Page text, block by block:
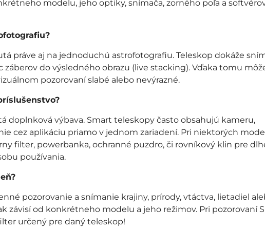
modelu, jeho optiky, snímača, zorného poľa a
práve aj na jednoduchú astrofotografiu. Teleskop dokáže
do výsledného obrazu (live stacking). Vďaka tomu
pozorovaní slabé alebo nevýrazné.
doplnková výbava. Smart teleskopy často obsahujú kameru,
cez aplikáciu priamo v jednom zariadení. Pri niektorých
filter, powerbanka, ochranné puzdro, či rovníkový klin pre
používania.
pozorovanie a snímanie krajiny, prírody, vtáctva, lietadiel
závisí od konkrétneho modelu a jeho režimov. Pri pozorovaní
určený pre daný teleskop!